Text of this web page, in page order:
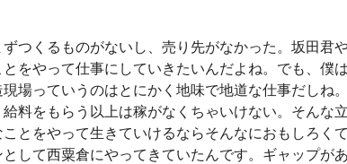
つくるものがないし、売り先がなかった。坂田君
をやって仕事にしていきたいんだよね。でも、僕
場っていうのはとにかく地味で地道な仕事だしね
料をもらう以上は稼がなくちゃいけない。そんな
とをやって生きていけるならそんなにおもしろく
して西粟倉にやってきていたんです。ギャップが